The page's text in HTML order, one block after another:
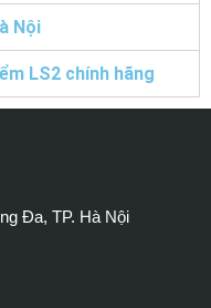
Nội
LS2 chính hãng
Đa, TP. Hà Nội